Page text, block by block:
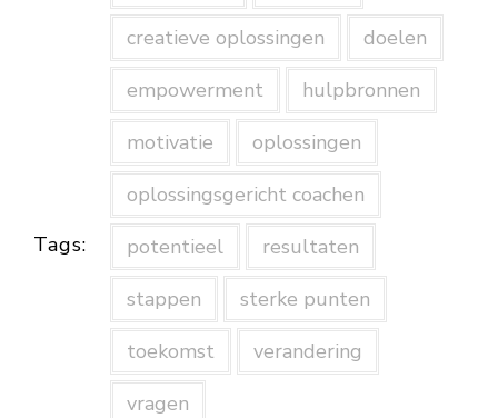
Tags:
creatieve oplossingen
doelen
empowerment
hulpbronnen
motivatie
oplossingen
oplossingsgericht coachen
potentieel
resultaten
stappen
sterke punten
toekomst
verandering
vragen